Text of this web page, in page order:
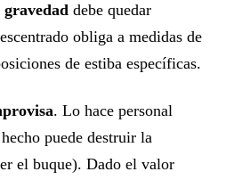
gravedad debe quedar
obliga a medidas de
de estiba específicas.
. Lo hace personal
puede destruir la
el buque). Dado el valor